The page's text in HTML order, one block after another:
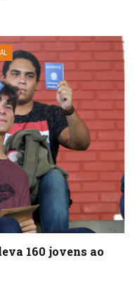
160 jovens ao